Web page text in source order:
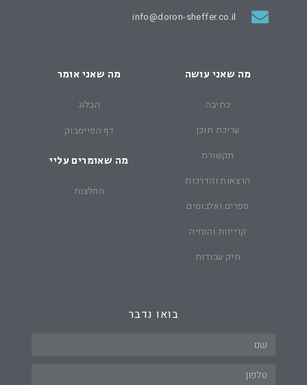
info@doron-sheffer.co.il
מה שאני עושה
כתיבה
עריכת תוכן
תקשורת
הרצאות והדרכות
ספרים ואלבומים
קריינות והנחיה
תיק עבודות
מה שאני אומר
הבלוג
דף הפייסבוק
מה שאומרים עליי
המלצות
בואו נדבר